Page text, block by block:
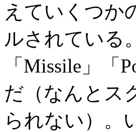
えていくつか
ルされている
「Missile」「
だ（なんとス
られない）。